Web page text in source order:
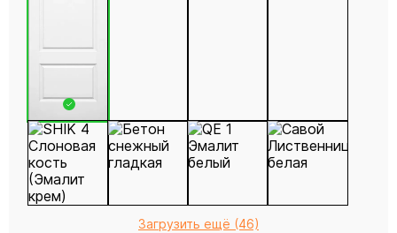
Загрузить ещё (46)